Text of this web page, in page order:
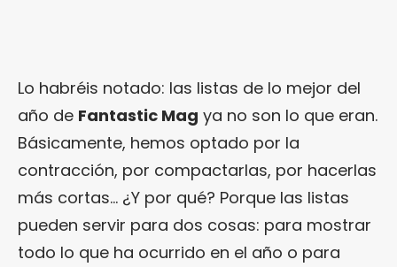
Lo habréis notado: las listas de lo mejor del
año de Fantastic Mag ya no son lo que eran.
Básicamente, hemos optado por la
contracción, por compactarlas, por hacerlas
más cortas… ¿Y por qué? Porque las listas
pueden servir para dos cosas: para mostrar
todo lo que ha ocurrido en el año o para